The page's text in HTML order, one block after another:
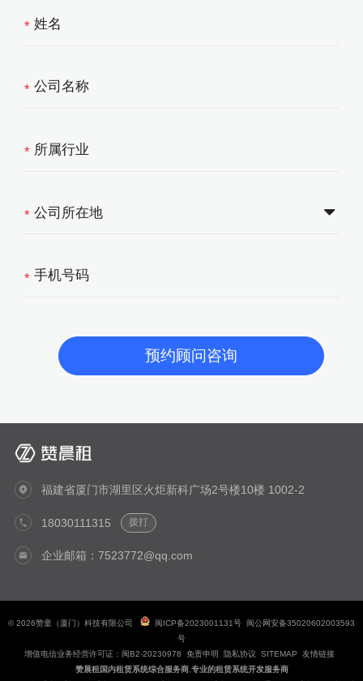
*
*
*
*
*
福建省厦门市湖里区火炬新科广场2号楼10楼 1002-2
18030111315 拨打
企业邮箱：7523772@qq.com
© 2026赞童（厦门）科技有限公司 闽ICP备2023001131号 闽公网安备35020602003593
号
增值电信业务经营许可证：闽B2-20230978 免责申明 隐私协议 SITEMAP
友情链接
赞晨租国内租赁系统综合服务商, 专业的租赁系统开发服务商